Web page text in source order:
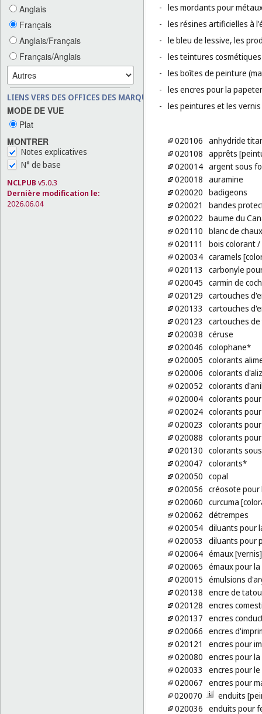
Anglais
Français
Anglais/Français
Français/Anglais
LIENS VERS DES OFFICES DES MARQUES
MODE DE VUE
Plat
MONTRER
Notes explicatives
N° de base
NCLPUB v5.0.3
Dernière modification le:
2026.06.04
- les mordants pour
- les résines artificielles à
- le bleu de lessive, les
- les teintures
- les boîtes de peinture
- les encres pour la
- les peintures et les
020106 anhydride
020108 apprêts
020014 argent sous
020018 auramine
020020 badigeons
020021
bandes
020022 baume du
020110 blanc de chaux
020111
bois colorant/
020034 caramels
020113
carbonyle
020045 carmin de
020129 cartouches
020133
cartouches
020123
cartouches
020038 céruse
020046 colophane*
020005 colorants
020006 colorants
020052 colorants
020004 colorants
020024 colorants
020023
colorants
020088 colorants
020130 colorants
020047 colorants*
020050 copal
020056 créosote pour
020060 curcuma
020062 détrempes
020054 diluants pour
020053
diluants pour
020064 émaux [vernis]
020065 émaux pour
020015 émulsions
020138 encre de
020128 encres
020137 encres
020066 encres
020121
encres pour
020080 encres pour
020033
encres pour le
020067 encres pour
020070
enduits
020036 enduits pour